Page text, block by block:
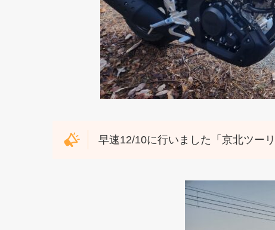
早速12/10に行いました「京北ツー